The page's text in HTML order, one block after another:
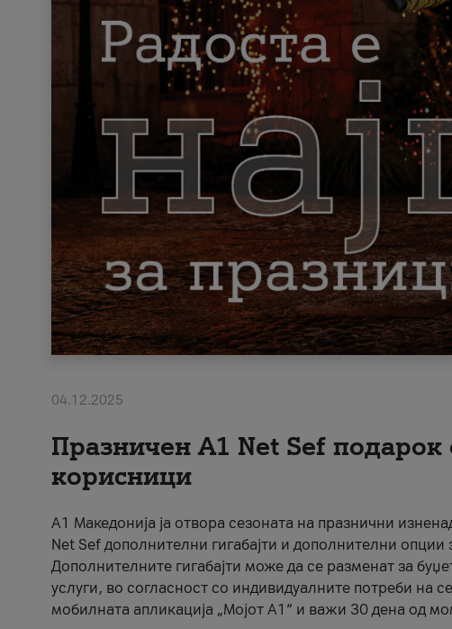
04.12.2025
Празничен A1 Net Sеf
корисници
А1 Македонија ја отвора сезоната на празнични
Net Sef дополнителни гигабајти и дополнителни
Дополнителните гигабајти може да се разменат за
услуги, во согласност со индивидуалните потреби на
мобилната апликација „Мојот А1“ и важи 30 дена од